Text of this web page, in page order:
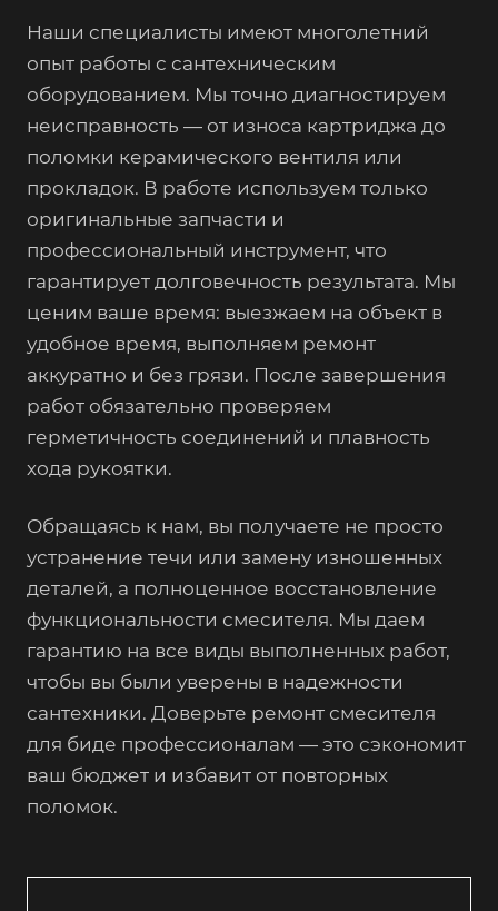
Наши специалисты имеют многолетний
опыт работы с сантехническим
оборудованием. Мы точно диагностируем
неисправность — от износа картриджа до
поломки керамического вентиля или
прокладок. В работе используем только
оригинальные запчасти и
профессиональный инструмент, что
гарантирует долговечность результата. Мы
ценим ваше время: выезжаем на объект в
удобное время, выполняем ремонт
аккуратно и без грязи. После завершения
работ обязательно проверяем
герметичность соединений и плавность
хода рукоятки.
Обращаясь к нам, вы получаете не просто
устранение течи или замену изношенных
деталей, а полноценное восстановление
функциональности смесителя. Мы даем
гарантию на все виды выполненных работ,
чтобы вы были уверены в надежности
сантехники. Доверьте ремонт смесителя
для биде профессионалам — это сэкономит
ваш бюджет и избавит от повторных
поломок.